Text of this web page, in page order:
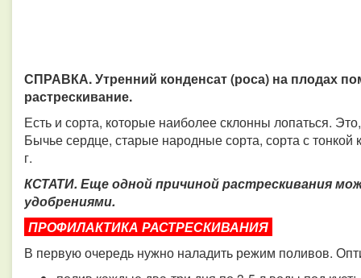
СПРАВКА. Утренний конденсат (роса) на плодах
растрескивание.
Есть и сорта, которые наиболее склонны лопаться.
Бычье сердце, старые народные сорта, сорта с
г.
КСТАТИ. Еще одной причиной растрескивания
удобрениями.
ПРОФИЛАКТИКА РАСТРЕСКИВАНИЯ
В первую очередь нужно наладить режим поливов.